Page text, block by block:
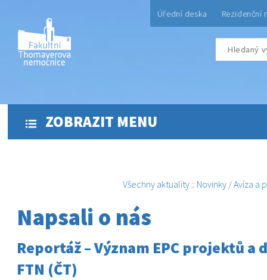
Úřední deska Rezidenční
ZOBRAZIT MENU
Všechny aktuality :: Novinky /Avíza a
Napsali o nás
Reportáž – Význam EPC projektů a
FTN (ČT)